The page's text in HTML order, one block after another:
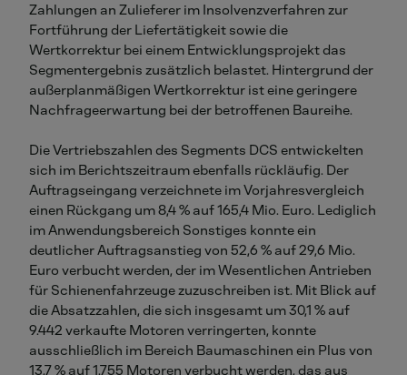
Zahlungen an Zulieferer im Insolvenzverfahren zur
Fortführung der Liefertätigkeit sowie die
Wertkorrektur bei einem Entwicklungsprojekt das
Segmentergebnis zusätzlich belastet. Hintergrund der
außerplanmäßigen Wertkorrektur ist eine geringere
Nachfrageerwartung bei der betroffenen Baureihe.
Die Vertriebszahlen des Segments DCS entwickelten
sich im Berichtszeitraum ebenfalls rückläufig. Der
Auftragseingang verzeichnete im Vorjahresvergleich
einen Rückgang um 8,4 % auf 165,4 Mio. Euro. Lediglich
im Anwendungsbereich Sonstiges konnte ein
deutlicher Auftragsanstieg von 52,6 % auf 29,6 Mio.
Euro verbucht werden, der im Wesentlichen Antrieben
für Schienenfahrzeuge zuzuschreiben ist. Mit Blick auf
die Absatzzahlen, die sich insgesamt um 30,1 % auf
9.442 verkaufte Motoren verringerten, konnte
ausschließlich im Bereich Baumaschinen ein Plus von
13,7 % auf 1.755 Motoren verbucht werden, das aus